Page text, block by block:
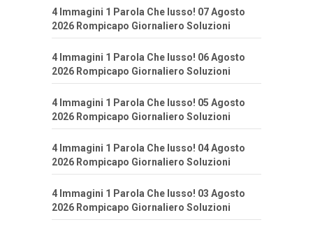
4 Immagini 1 Parola Che lusso! 07 Agosto
2026 Rompicapo Giornaliero Soluzioni
4 Immagini 1 Parola Che lusso! 06 Agosto
2026 Rompicapo Giornaliero Soluzioni
4 Immagini 1 Parola Che lusso! 05 Agosto
2026 Rompicapo Giornaliero Soluzioni
4 Immagini 1 Parola Che lusso! 04 Agosto
2026 Rompicapo Giornaliero Soluzioni
4 Immagini 1 Parola Che lusso! 03 Agosto
2026 Rompicapo Giornaliero Soluzioni